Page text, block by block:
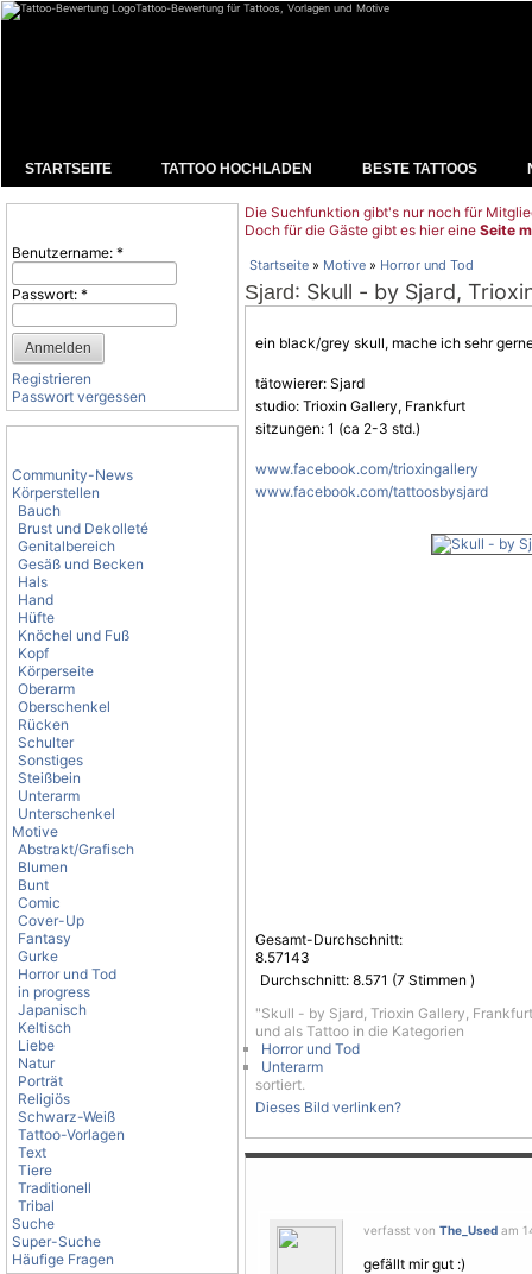
Tattoo-Bewertung für Tattoos, Vorlagen und Motive
STARTSEITE TATTOO HOCHLADEN BESTE TATTOOS
Benutzername: *
Passwort: *
Registrieren
Passwort vergessen
Community-News
Körperstellen
Bauch
Brust und Dekolleté
Genitalbereich
Gesäß und Becken
Hals
Hand
Hüfte
Knöchel und Fuß
Kopf
Körperseite
Oberarm
Oberschenkel
Rücken
Schulter
Sonstiges
Steißbein
Unterarm
Unterschenkel
Motive
Abstrakt/Grafisch
Blumen
Bunt
Comic
Cover-Up
Fantasy
Gurke
Horror und Tod
in progress
Japanisch
Keltisch
Liebe
Natur
Porträt
Religiös
Schwarz-Weiß
Tattoo-Vorlagen
Text
Tiere
Traditionell
Tribal
Suche
Super-Suche
Häufige Fragen
Die Suchfunktion gibt's nur noch für
Doch für die Gäste gibt es hier eine Seite
Startseite » Motive » Horror und Tod
Sjard: Skull - by Sjard,
ein black/grey skull, mache ich sehr
tätowierer: Sjard
studio: Trioxin Gallery, Frankfurt
sitzungen: 1 (ca 2-3 std.)
www.facebook.com/trioxingallery
www.facebook.com/tattoosbysjard
Gesamt-Durchschnitt:
8.57143
Durchschnitt: 8.571 (7 Stimmen )
"Skull - by Sjard, Trioxin Gallery,
und als Tattoo in die Kategorien
Horror und Tod
Unterarm
sortiert.
Dieses Bild verlinken?
verfasst von The_Used am
gefällt mir gut :)